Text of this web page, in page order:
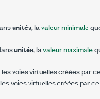
unités, lavaleur minimale
unités, lavaleur maximale
voies virtuelles créées par
voies virtuelles créées par